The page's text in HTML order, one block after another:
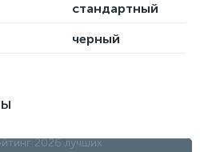
стандартный
черный